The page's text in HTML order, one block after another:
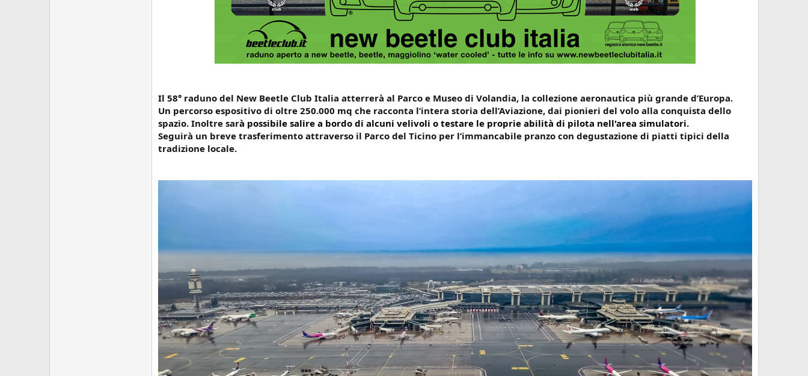
Il 58° raduno del New Beetle Club Italia atterrerà al Parco e Museo di Volandia, la collezione aeronautica più grande d’Europa.
Un percorso espositivo di oltre 250.000 mq che racconta l’intera storia dell’Aviazione, dai pionieri del volo alla conquista dello
spazio. Inoltre sarà possibile salire a bordo di alcuni velivoli o testare le proprie abilità di pilota nell'area simulatori.
Seguirà un breve trasferimento attraverso il Parco del Ticino per l’immancabile pranzo con degustazione di piatti tipici della
tradizione locale.